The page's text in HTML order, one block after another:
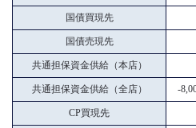
国債買現先
国債売現先
共通担保資金供給（本店）
共通担保資金供給（全店） -
CP買現先